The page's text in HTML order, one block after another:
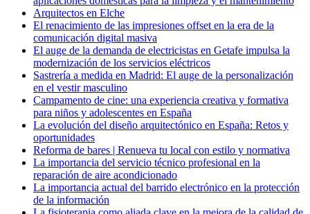
Arquitectos en Elche
El renacimiento de las impresiones offset en la era de la
comunicación digital masiva
El auge de la demanda de electricistas en Getafe impulsa la
modernización de los servicios eléctricos
Sastrería a medida en Madrid: El auge de la personalización
en el vestir masculino
Campamento de cine: una experiencia creativa y formativa
para niños y adolescentes en España
La evolución del diseño arquitectónico en España: Retos y
oportunidades
Reforma de bares | Renueva tu local con estilo y normativa
La importancia del servicio técnico profesional en la
reparación de aire acondicionado
La importancia actual del barrido electrónico en la protección
de la información